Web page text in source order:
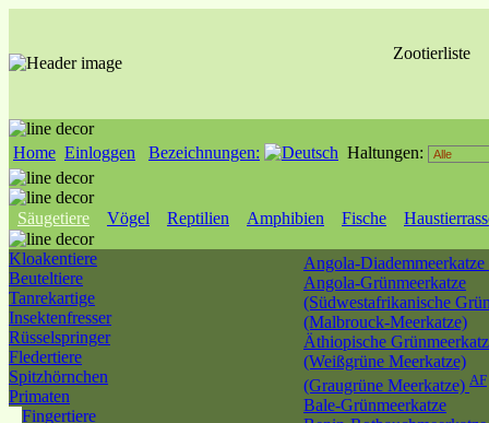
Zootierliste
Home Einloggen Bezeichnungen: Haltungen:
Säugetiere Vögel Reptilien Amphibien Fische
Kloakentiere
Beuteltiere
Tanrekartige
Insektenfresser
Rüsselspringer
Fledertiere
Spitzhörnchen
Primaten
Fingertiere
Angola-Diademmeerkatze
Angola-Grünmeerkatze
(Südwestafrikanische
(Malbrouck-Meerkatze)
Äthiopische
(Weißgrüne Meerkatze)
(Graugrüne Meerkatze) AF
Bale-Grünmeerkatze